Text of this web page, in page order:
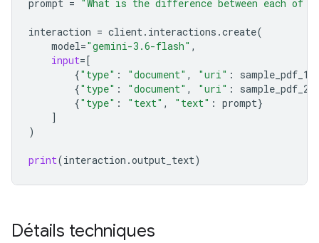
prompt = "What is the difference between each of
interaction = client. interactions .create(
model="gemini-3.6-flash" ,
input=[
{"type" : "document" , "uri" : sample_pdf_1
{"type" : "document" , "uri" : sample_pdf_2
{"type" : "text" , "text" : prompt}
]
)
print(interaction .output_text)
Détails techniques